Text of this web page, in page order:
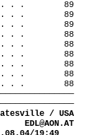
. . .
89
. . .
89
. . .
89
. . .
88
. . .
88
. . .
88
. . .
88
. . .
88
. . .
88
/ USA
EDL@AON.AT